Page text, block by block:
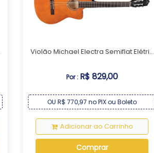
Violão Michael Electra Semiflat Elétri...
Por : R$ 829,00
OU R$ 770,97 no PIX ou Boleto
Adicionar ao Carrinho
Comprar